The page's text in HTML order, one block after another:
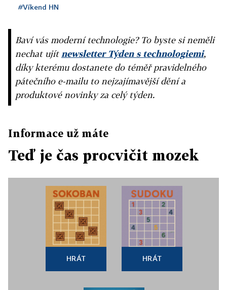
#Víkend HN
Baví vás moderní technologie? To byste si neměli
nechat ujít newsletter Týden s technologiemi,
díky kterému dostanete do téměř pravidelného
pátečního e-mailu to nejzajímavější dění a
produktové novinky za celý týden.
Informace už máte
Teď je čas procvičit mozek
HRÁT HRÁT